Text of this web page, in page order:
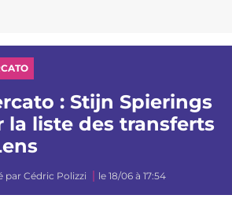
: Stijn Spierings
la liste des transferts
parCédric Polizzi le 18/06 à 17:54